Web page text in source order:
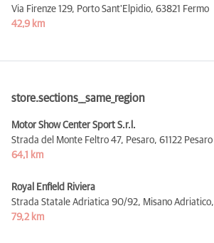
Via Firenze 129, Porto Sant'Elpidio, 63821 Fermo
42,9 km
store.sections__same_region
Motor Show Center Sport S.r.l.
Strada del Monte Feltro 47, Pesaro, 61122 Pesaro
64,1 km
Royal Enfield Riviera
Strada Statale Adriatica 90/92, Misano Adriatico,
79,2 km